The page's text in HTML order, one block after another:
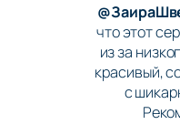
что этот
из за
красивый,
с